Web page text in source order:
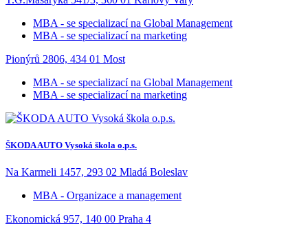
MBA - se specializací na Global Management
MBA - se specializací na marketing
Pionýrů 2806, 434 01 Most
MBA - se specializací na Global Management
MBA - se specializací na marketing
ŠKODA AUTO Vysoká škola o.p.s.
Na Karmeli 1457, 293 02 Mladá Boleslav
MBA - Organizace a management
Ekonomická 957, 140 00 Praha 4